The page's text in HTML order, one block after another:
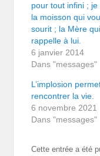
pour tout infini ; je
la moisson qui
sourit ; la Mère
rappelle à lui.
6 janvier 2014
Dans "messages"
L’implosion
rencontrer la vie.
6 novembre 2021
Dans "messages"
Cette entrée a été